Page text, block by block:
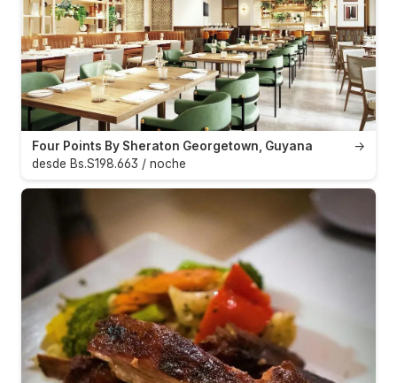
→
Four Points By Sheraton Georgetown, Guyana
desde Bs.S198.663 / noche